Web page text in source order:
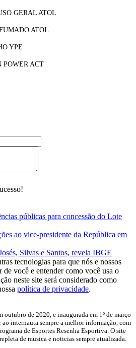
GERAL ATOL
ATOL
YPE
ACT
públicas para concessão do Lote
ao vice-presidente da República em
Silvas e Santos, revela IBGE
tecnologias para que nós e nossos
de você e entender como você usa o
neste site será considerado como
política de privacidade.
outubro de 2020, e inaugurada em 1º de março
internauta sempre a melhor informação, com
de Esportes Resenha Esportiva. O site
de musica e noticias sempre atualizada.